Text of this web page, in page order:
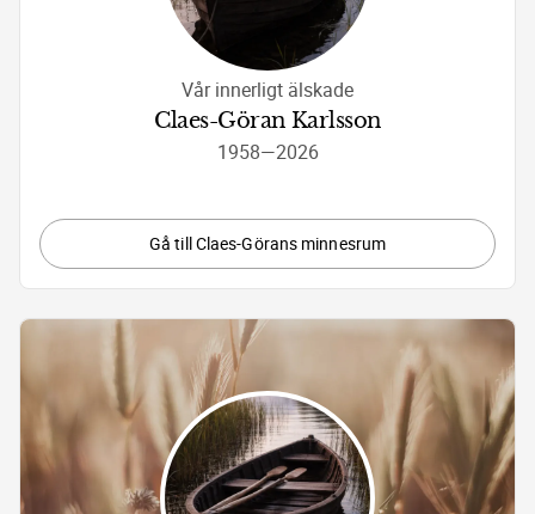
Vår innerligt älskade
Claes-Göran Karlsson
1958—2026
Gå till Claes-Görans minnesrum